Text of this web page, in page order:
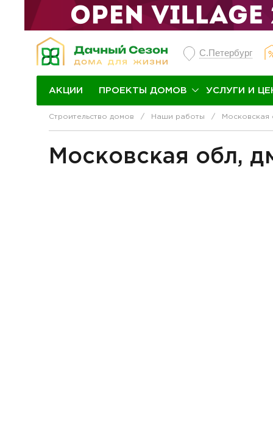
С.Петербург
АКЦИИ ПРОЕКТЫ ДОМОВ УСЛУГИ И
Строительство домов Наши работы Московская
Московская обл,